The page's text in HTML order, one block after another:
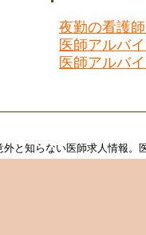
夜勤の看護
医師アルバ
医師アルバ
外と知らない医師求人情報。